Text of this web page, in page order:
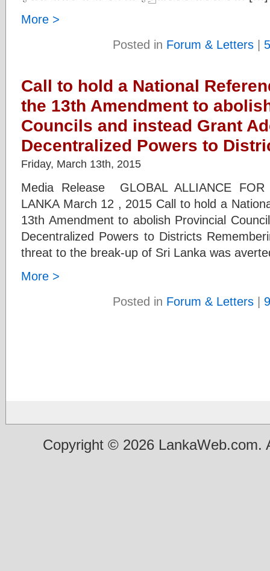
More >
Posted in Forum & Letters|
Call to hold a National
the 13th Amendment to
Councils and instead Grant
Decentralized Powers to
Friday, March 13th, 2015
Media Release GLOBAL ALLIANCE
LANKA March 12 , 2015 Call to hold a
13th Amendment to abolish Provincial
Decentralized Powers to Districts
threat to the break-up of Sri Lanka was
More >
Posted in Forum & Letters|
Copyright © 2026 LankaWeb.com.